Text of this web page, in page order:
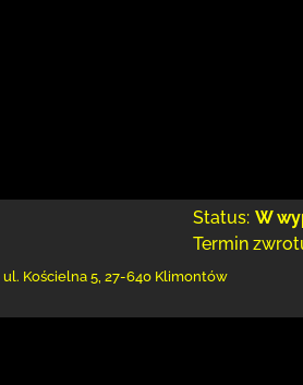
Status: W
Termin
ul. Kościelna 5, 27-640 Klimontów